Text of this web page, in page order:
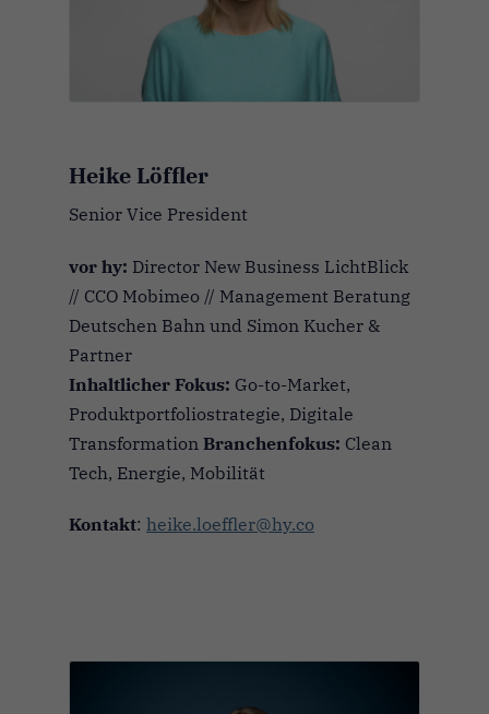
Heike Löffler
Senior Vice President
vor hy: Director New Business LichtBlick
// CCO Mobimeo // Management Beratung
Deutschen Bahn und Simon Kucher &
Partner
Inhaltlicher Fokus: Go-to-Market,
Produktportfoliostrategie, Digitale
Transformation Branchenfokus: Clean
Tech, Energie, Mobilität
Kontakt: heike.loeffler@hy.co